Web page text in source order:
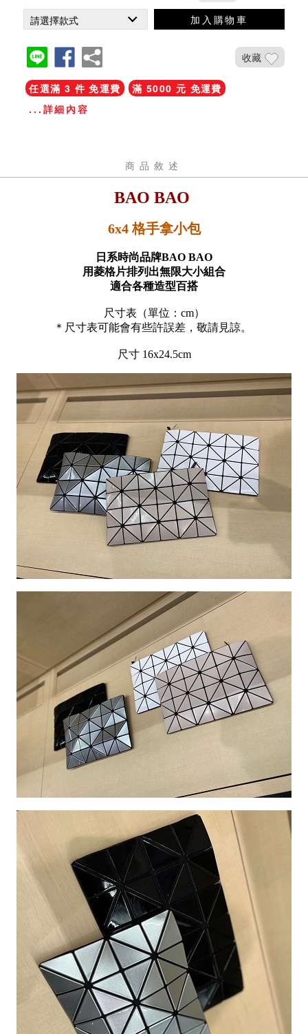
加入購物車
收藏
任選滿 3 件 免運費
滿 5000 元 免運費
...詳細內容
商品敘述